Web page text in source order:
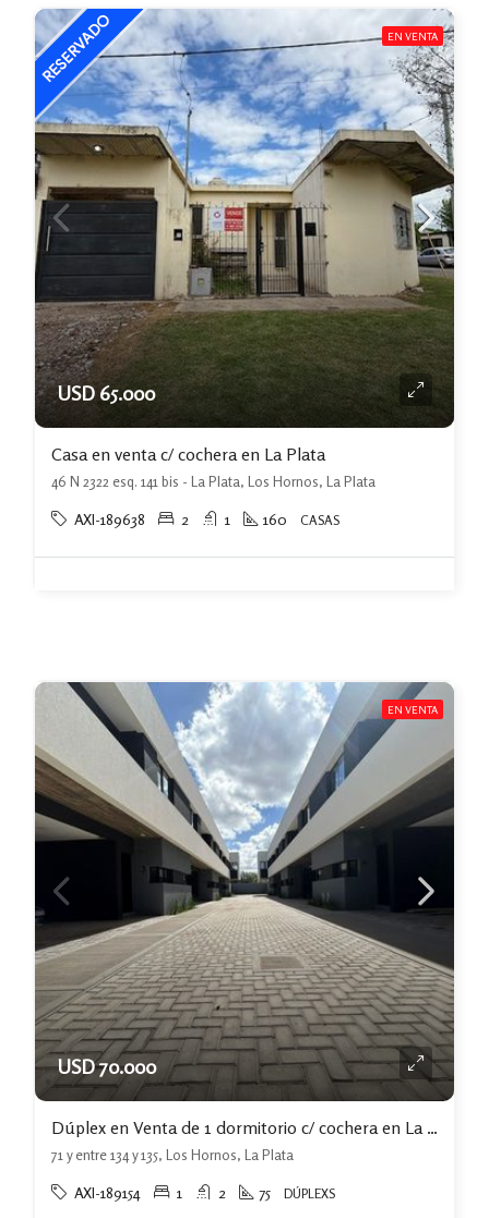
EN VENTA
USD 65.000
Casa en venta c/ cochera en La Plata
46 N 2322 esq. 141 bis - La Plata, Los Hornos, La Plata
AXI-189638 2 1 160 CASAS
EN VENTA
USD 70.000
Dúplex en Venta de 1 dormitorio c/ cochera en La Plata
71 y entre 134 y 135, Los Hornos, La Plata
AXI-189154 1 2 75 DÚPLEXS